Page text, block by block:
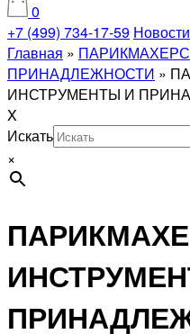
0
+7 (499) 734-17-59
Главная »
ПРИНАДЛЕЖНОСТИ »
ИНСТРУМЕНТЫ И
X
Искать
×